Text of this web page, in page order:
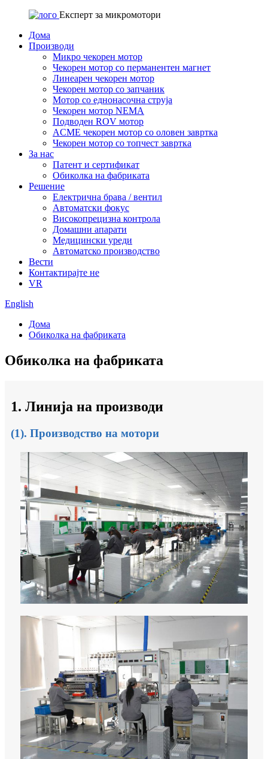
Експерт за микромотори
Дома
Производи
Микро чекорен мотор
Чекорен мотор со перманентен магнет
Линеарен чекорен мотор
Чекорен мотор со запчаник
Мотор со еднонасочна струја
Чекорен мотор NEMA
Подводен ROV мотор
ACME чекорен мотор со оловен завртка
Чекорен мотор со топчест завртка
За нас
Патент и сертификат
Обиколка на фабриката
Решение
Електрична брава / вентил
Автоматски фокус
Високопрецизна контрола
Домашни апарати
Медицински уреди
Автоматско производство
Вести
Контактирајте не
VR
English
Дома
Обиколка на фабриката
Обиколка на фабриката
1. Линија на производи
(1). Производство на мотори